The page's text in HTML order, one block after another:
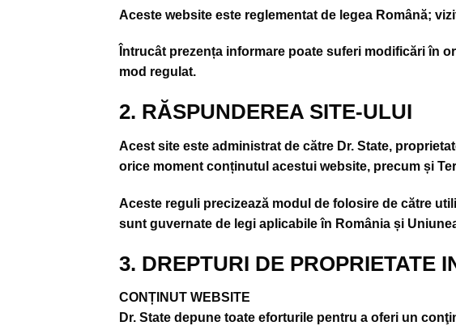
Aceste website este reglementat de legea Română;
Întrucât prezența informare poate suferi modificări în
mod regulat.
2. RĂSPUNDEREA SITE-ULUI
Acest site este administrat de către Dr. State,
orice moment conținutul acestui website, precum și
Aceste reguli precizează modul de folosire de către
sunt guvernate de legi aplicabile în România și
3. DREPTURI DE PROPRIETATE
CONȚINUT WEBSITE
Dr. State depune toate eforturile pentru a oferi un